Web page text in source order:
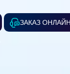
ЗАКАЗ ОНЛАЙН